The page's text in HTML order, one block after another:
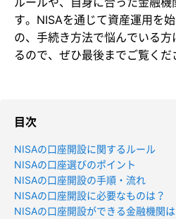
す。NISAを通じて資産運用を
の、手続き方法で悩んでいる
るので、ぜひ最後までご覧くだ
目次
NISAの口座開設に関するルール
NISAの口座選びのポイント
NISAの口座開設の手順・流れ
NISAの口座開設に必要なものは？
NISAの口座開設ができる金融機関は